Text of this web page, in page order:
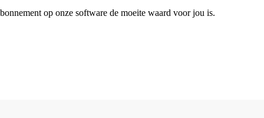
op onze software de moeite waard voor jou is.